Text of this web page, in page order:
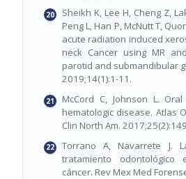
Sheikh K, Lee H, Cheng Z,
Peng L, Han P, McNutt T,
acute radiation induced
neck Cancer using MR
parotid and submandibular
2019;14(1):1-11.
McCord C, Johnson L.
hematologic disease. Atlas
Clin North Am.
Torrano A, Navarrete J.
tratamiento odontológico
cáncer. Rev Mex Med